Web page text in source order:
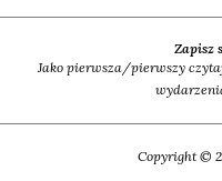
Zapisz
Jako pierwsza/pierwszy
Copyright ©